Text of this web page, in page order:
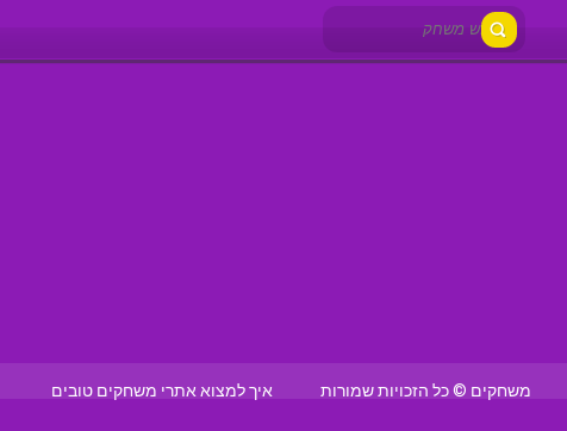
איך למצוא אתרי משחקים טובים משחקים © כל הזכויות שמורות